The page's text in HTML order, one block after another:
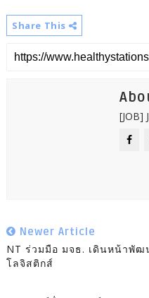
Share This
[JOB]
Newer Article
NT ร่วมมือ มจธ. เดินหน้าพัฒ
โลจิสติกส์